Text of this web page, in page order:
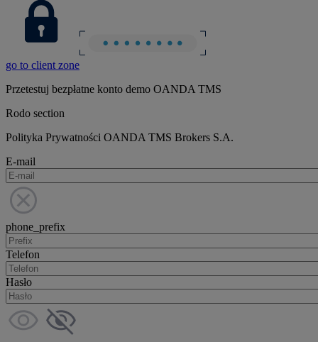
go to client zone
Przetestuj bezpłatne konto demo OANDA TMS
Rodo section
Polityka Prywatności OANDA TMS Brokers S.A.
E-mail
phone_prefix
Telefon
Hasło